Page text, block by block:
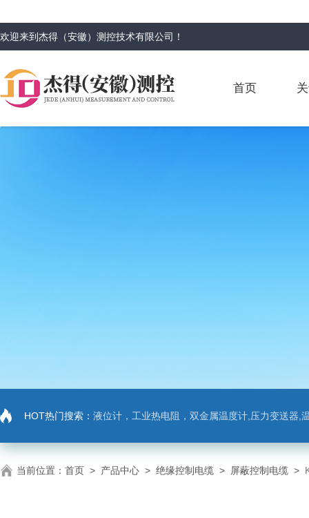
欢迎来到杰得（安徽）测控技术有限公司 ！
首页
HOT热门搜索： 液位计，工业热电阻，双金属温度计,压力变送器,
当前位置： 首页 > 产品中心 > 绝缘控制电缆 > 屏蔽控制电缆 >